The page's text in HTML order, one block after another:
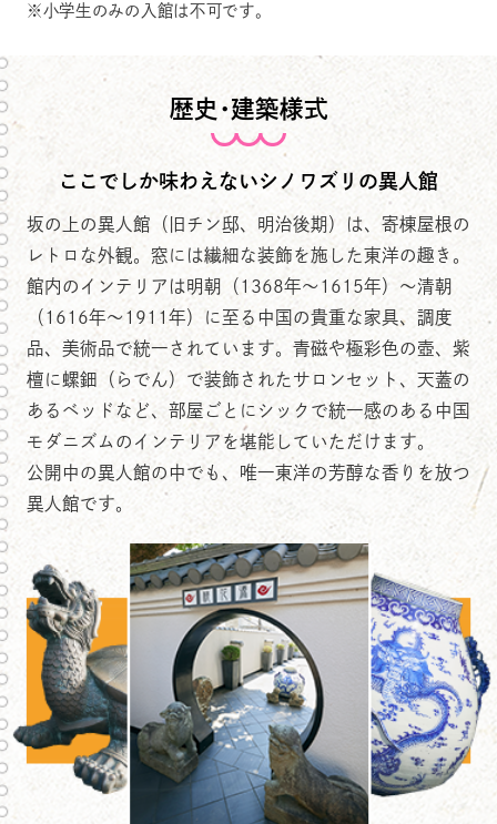
小学生のみの入館は不可です。
歴史・建築様式
ここでしか味わえないシノワズリの異人館
坂の上の異人館（旧チン邸、明治後期）は、寄棟屋根の
レトロな外観。窓には繊細な装飾を施した東洋の趣き。
館内のインテリアは明朝（1368年～1615年）～清朝
（1616年～1911年）に至る中国の貴重な家具、調度
品、美術品で統一されています。青磁や極彩色の壺、紫
檀に螺鈿（らでん）で装飾されたサロンセット、天蓋の
あるベッドなど、部屋ごとにシックで統一感のある中国
モダニズムのインテリアを堪能していただけます。
公開中の異人館の中でも、唯一東洋の芳醇な香りを放つ
異人館です。